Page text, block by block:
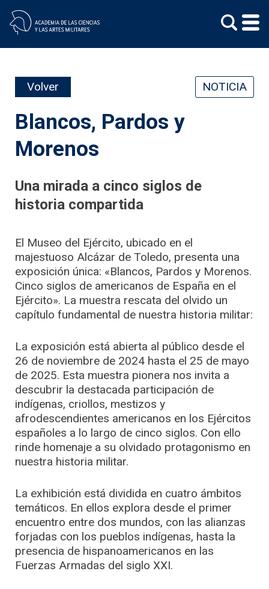
content
Volver NOTICIA
Blancos, Pardos y
Morenos
Una mirada a cinco siglos de
historia compartida
El Museo del Ejército, ubicado en el
majestuoso Alcázar de Toledo, presenta una
exposición única: «Blancos, Pardos y Morenos.
Cinco siglos de americanos de España en el
Ejército». La muestra rescata del olvido un
capítulo fundamental de nuestra historia militar:
La exposición está abierta al público desde el
26 de noviembre de 2024 hasta el 25 de mayo
de 2025. Esta muestra pionera nos invita a
descubrir la destacada participación de
indígenas, criollos, mestizos y
afrodescendientes americanos en los Ejércitos
españoles a lo largo de cinco siglos. Con ello
rinde homenaje a su olvidado protagonismo en
nuestra historia militar.
La exhibición está dividida en cuatro ámbitos
temáticos. En ellos explora desde el primer
encuentro entre dos mundos, con las alianzas
forjadas con los pueblos indígenas, hasta la
presencia de hispanoamericanos en las
Fuerzas Armadas del siglo XXI.